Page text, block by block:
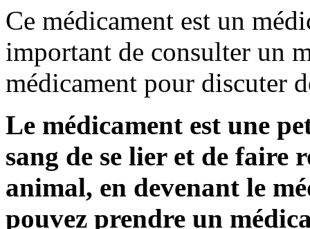
Ce médicament est un
important de consulter un
médicament pour discuter
Le médicament est une
sang de se lier et de faire
animal, en devenant le
pouvez prendre un